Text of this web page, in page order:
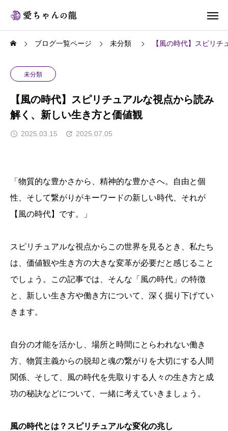
ブログ一覧ページ 未分類 【風の時代】スピリ
未分類
【風の時代】スピリチュアルな視点から読み
解く、新しい生き方と価値観
2025.03.15 2025.07.05
「物質的な豊かさから、精神的な豊かさへ。自由と個
性、そして繋がりがキーワードの新しい時代、それが
【風の時代】です。」
スピリチュアルな視点からこの世界を見るとき、私たち
は、価値観や生き方の大きな変革が必要だと感じること
でしょう。この記事では、そんな「風の時代」の特徴
と、新しい生き方や働き方について、深く掘り下げてい
きます。
自分の才能を活かし、場所と時間にとらわれない働き
方、物質主義からの脱却と魂の繋がりを大切にする人間
関係、そして、風の時代を先取りする人々の生き方と成
功の秘訣などについて、一緒に考えていきましょう。
風の時代とは？スピリチュアルな変化の兆し